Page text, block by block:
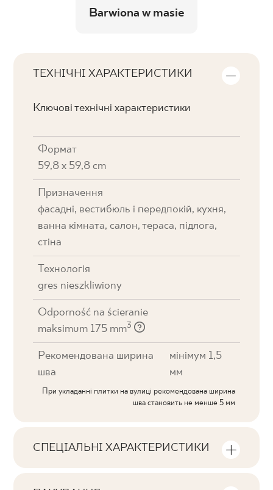
Barwiona w masie
ТЕХНІЧНІ ХАРАКТЕРИСТИКИ
Ключові технічні характеристики
Формат
59,8 x 59,8 cm
Призначення
фасадні, вестибюль і передпокій, кухня,
ванна кімната, салон, тераса, підлога,
стіна
Технологія
gres nieszkliwiony
Odporność na ścieranie
maksimum 175 mm3
Рекомендована ширина
шва
мінімум 1,5
мм
При укладанні плитки на вулиці рекомендована ширина
шва становить не менше 5 мм
СПЕЦІАЛЬНІ ХАРАКТЕРИСТИКИ